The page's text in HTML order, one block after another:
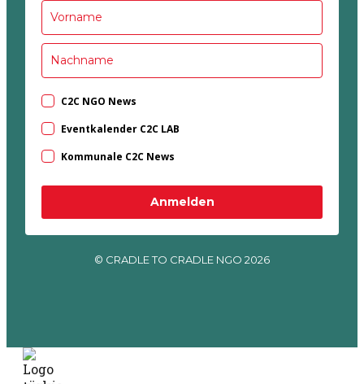
C2C NGO News
Eventkalender C2C LAB
Kommunale C2C News
Anmelden
© CRADLE TO CRADLE NGO 2026